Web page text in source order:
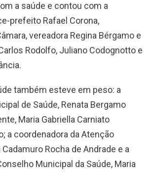
a saúde e contou com a
prefeito Rafael Corona,
vereadora Regina Bérgamo e
Rodolfo, Juliano Codognotto e
também esteve em peso: a
de Saúde, Renata Bergamo
Maria Gabriella Carniato
a coordenadora da Atenção
Cadamuro Rocha de Andrade e a
Municipal da Saúde, Maria